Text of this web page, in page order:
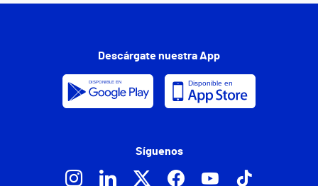
Descárgate nuestra App
Síguenos